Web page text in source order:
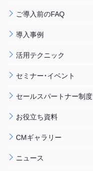
ご導入前のFAQ
導入事例
活用テクニック
セミナー・イベント
セールスパートナー制度
お役立ち資料
CMギャラリー
ニュース